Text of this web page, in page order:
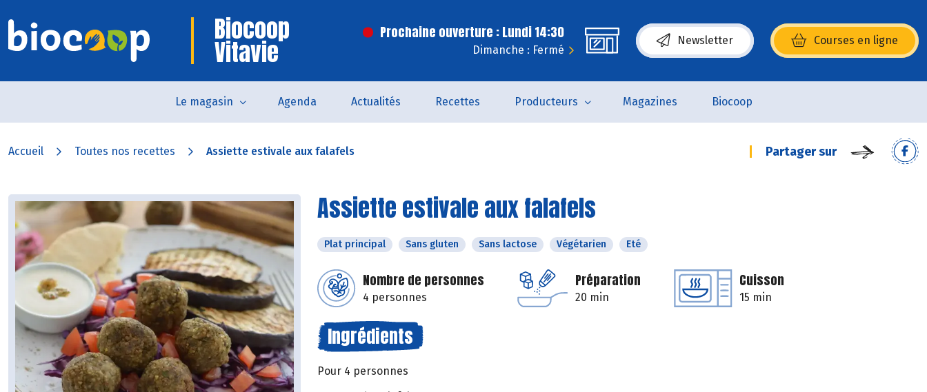
Biocoop
Vitavie
Prochaine ouverture : Lundi 14:30
Dimanche : Fermé
Newsletter Courses en ligne
(s’ouvre dans une nouvelle fenêtre)
Le magasin Agenda Actualités Recettes Producteurs Magazines Biocoop
Accueil Toutes nos recettes Assiette estivale aux falafels Partager sur
Assiette estivale aux falafels
Plat principal Sans gluten Sans lactose Végétarien Eté
Nombre de personnes
4 personnes
Préparation
20 min
Cuisson
15 min
Ingrédients
Pour 4 personnes